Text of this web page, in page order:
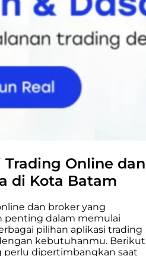
Online dan
di Kota Batam
dan broker yang
penting dalam memulai
pilihan aplikasi trading
kebutuhanmu. Berikut
perlu dipertimbangkan saat